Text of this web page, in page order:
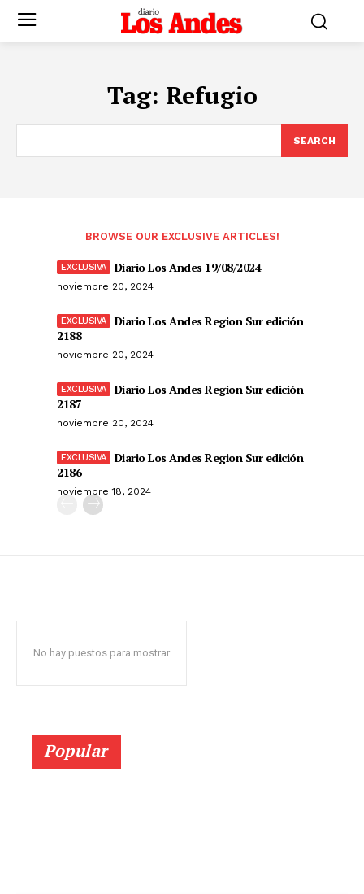
Tag: Refugio
SEARCH
BROWSE OUR EXCLUSIVE ARTICLES!
Diario Los Andes 19/08/2024
noviembre 20, 2024
Diario Los Andes Region Sur edición
2188
noviembre 20, 2024
Diario Los Andes Region Sur edición
2187
noviembre 20, 2024
Diario Los Andes Region Sur edición
2186
noviembre 18, 2024
No hay puestos para mostrar
Popular